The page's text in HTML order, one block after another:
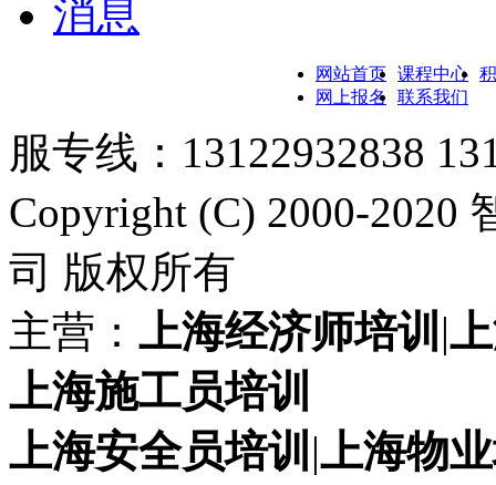
网站首页 课程中心
网上报名
联系我们
服专线：13122932838
Copyright (C) 2000-2020
司 版权所有
主营： 上海经济师培训 |
上海施工员培训
上海安全员培训 |上海物